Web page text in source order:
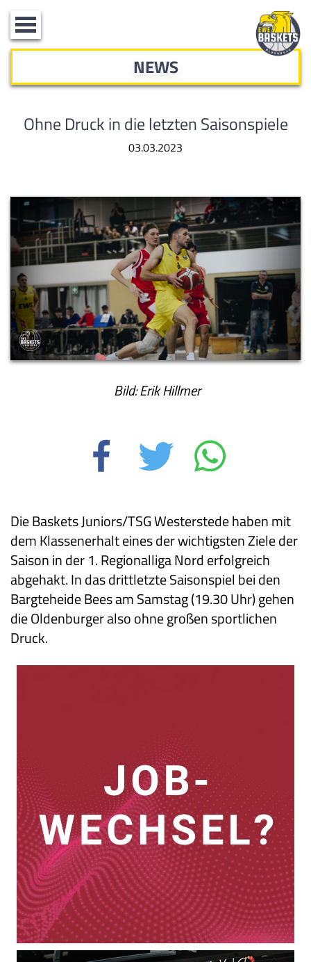
Toggle
navigation
NEWS
Ohne Druck in die letzten Saisonspiele
03.03.2023
Bild: Erik Hillmer
Die Baskets Juniors/TSG Westerstede haben mit
dem Klassenerhalt eines der wichtigsten Ziele der
Saison in der 1. Regionalliga Nord erfolgreich
abgehakt. In das drittletzte Saisonspiel bei den
Bargteheide Bees am Samstag (19.30 Uhr) gehen
die Oldenburger also ohne großen sportlichen
Druck.